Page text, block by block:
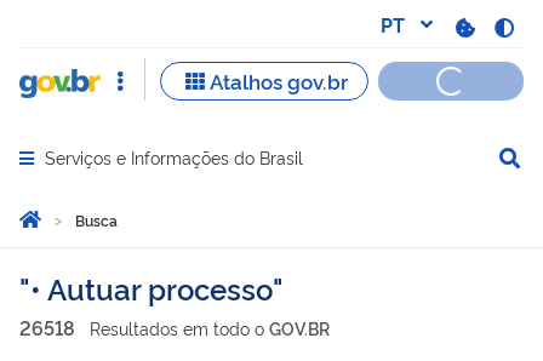
Abrir menu principal de navegação
Serviços e Informações do Brasil
Você está aqui:
Página Inicial
Busca
Busca
• Autuar processo
26518 Resultados em todo o GOV.BR